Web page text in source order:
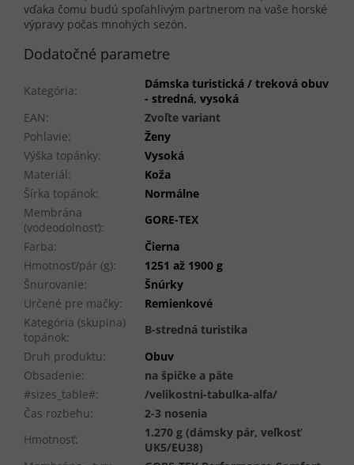
vďaka čomu budú spoľahlivým partnerom na vaše horské
výpravy počas mnohých sezón.
Dodatočné parametre
Kategória:
Dámska turistická / treková obuv
- stredná, vysoká
EAN:
Zvoľte variant
Pohlavie:
Ženy
Výška topánky:
Vysoká
Materiál:
Koža
Šírka topánok:
Normálne
Membrána
(vodeodolnosť):
GORE-TEX
Farba:
Čierna
Hmotnosť/pár (g):
1251 až 1900 g
Šnurovanie:
Šnúrky
Určené pre mačky:
Remienkové
Kategória (skupina)
topánok:
B-stredná turistika
Druh produktu:
Obuv
Obsadenie:
na špičke a päte
#sizes_table#:
/velikostni-tabulka-alfa/
Čas rozbehu:
2-3 nosenia
Hmotnosť:
1.270 g (dámsky pár, veľkosť
UK5/EU38)